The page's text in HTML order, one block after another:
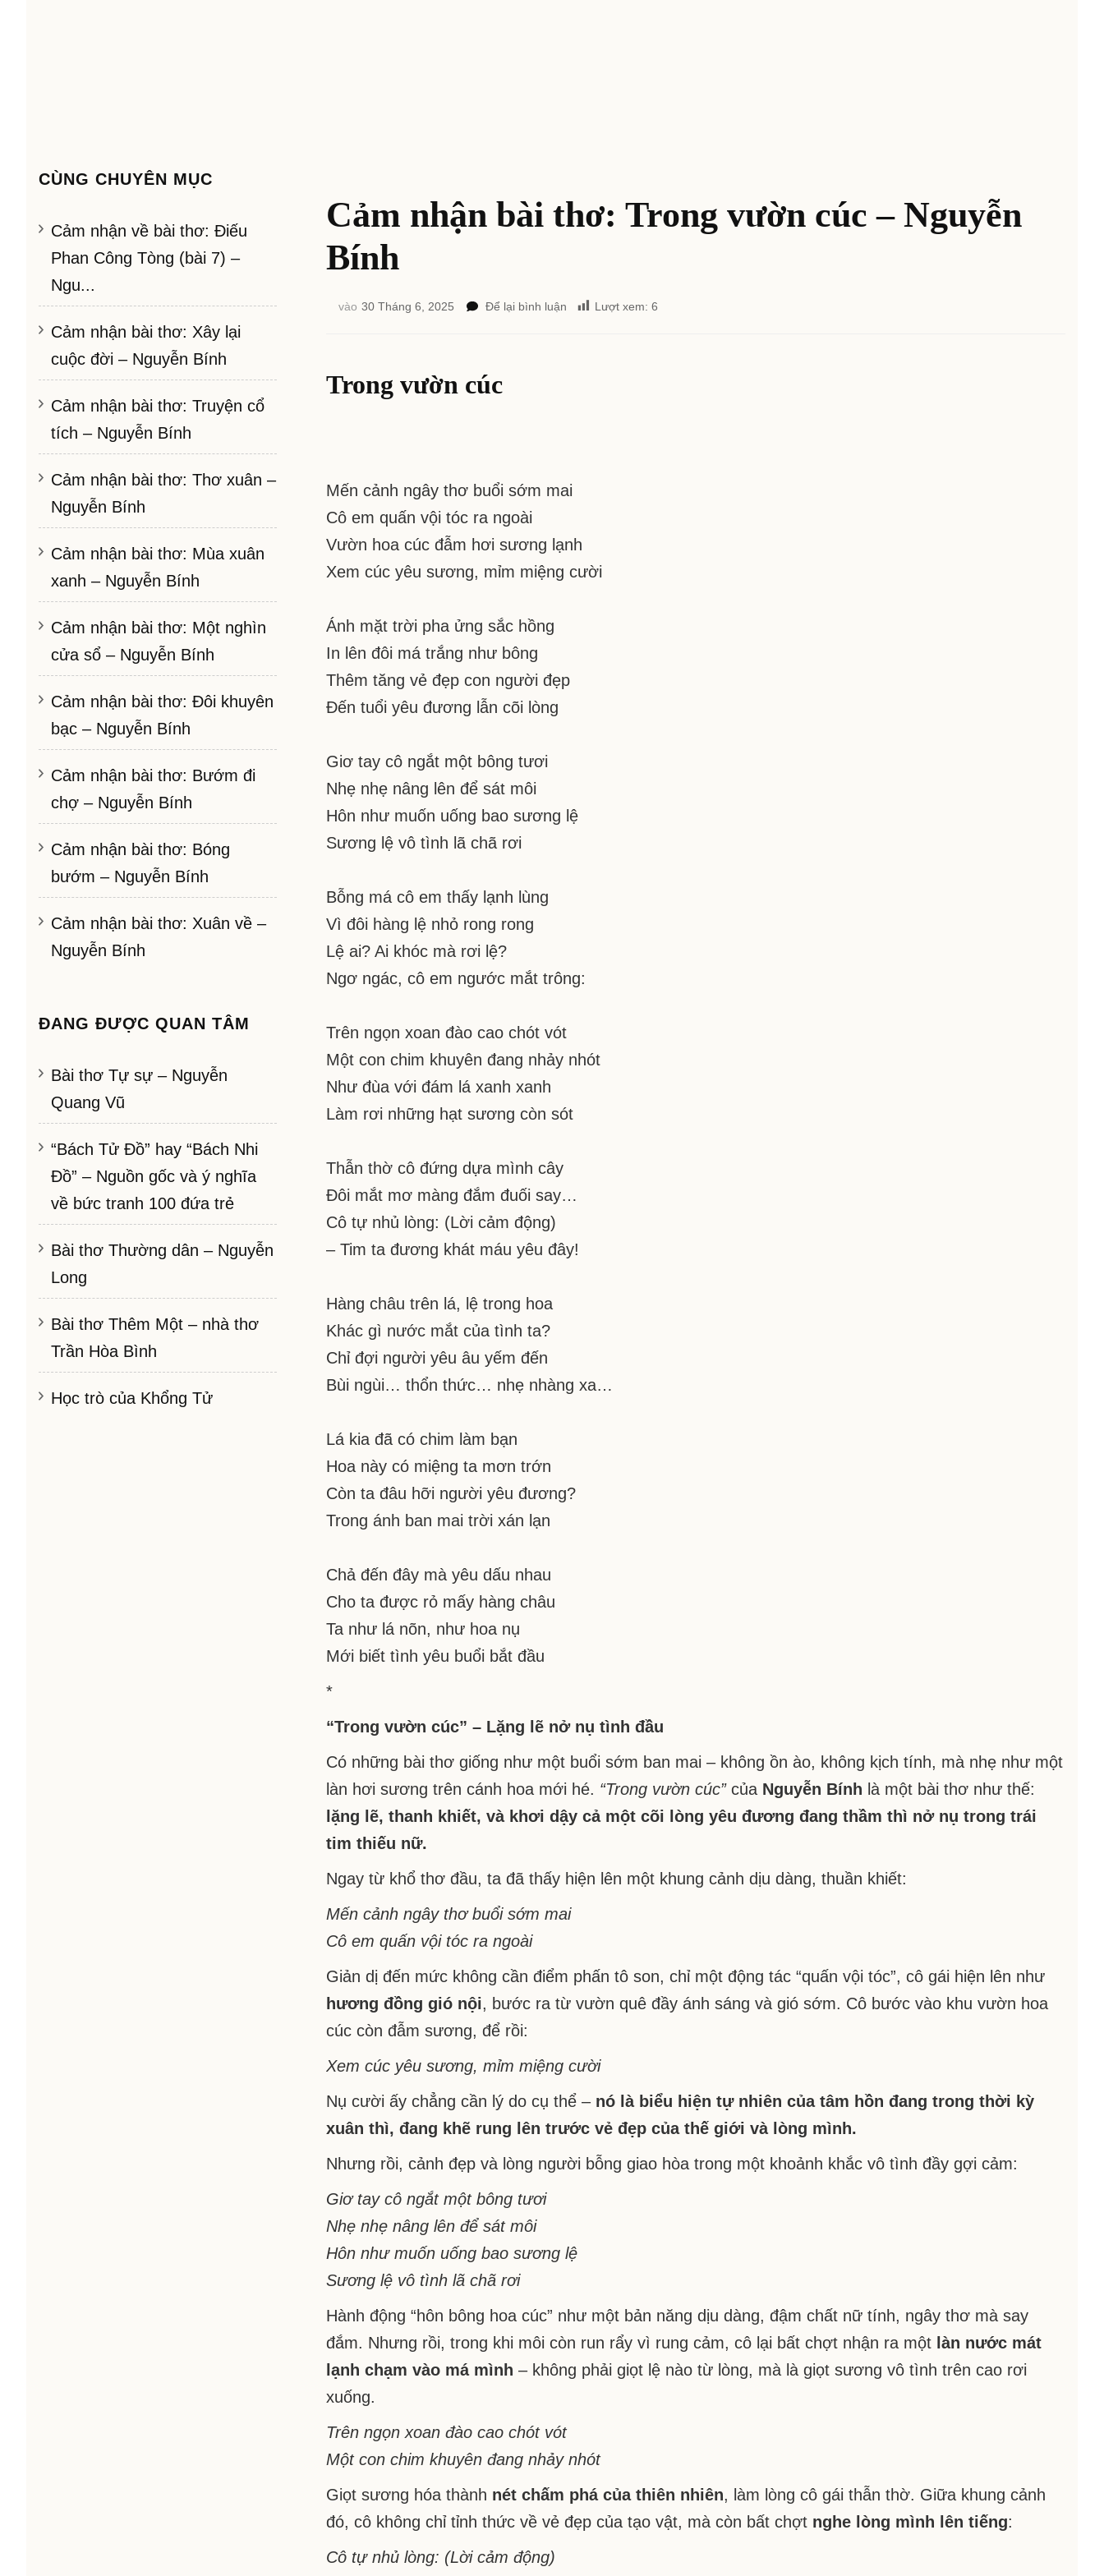
Cảm nhận bài thơ: Trong vườn cúc – Nguyễn
Bính
vào 30 Tháng 6, 2025 Để lại bình luận tại
Lượt xem: 6
Trong vườn cúc
Mến cảnh ngây thơ buổi sớm mai
Cô em quấn vội tóc ra ngoài
Vườn hoa cúc đẫm hơi sương lạnh
Xem cúc yêu sương, mỉm miệng cười
Ánh mặt trời pha ửng sắc hồng
In lên đôi má trắng như bông
Thêm tăng vẻ đẹp con người đẹp
Đến tuổi yêu đương lẫn cõi lòng
Giơ tay cô ngắt một bông tươi
Nhẹ nhẹ nâng lên để sát môi
Hôn như muốn uống bao sương lệ
Sương lệ vô tình lã chã rơi
Bỗng má cô em thấy lạnh lùng
Vì đôi hàng lệ nhỏ rong rong
Lệ ai? Ai khóc mà rơi lệ?
Ngơ ngác, cô em ngước mắt trông:
Trên ngọn xoan đào cao chót vót
Một con chim khuyên đang nhảy nhót
Như đùa với đám lá xanh xanh
Làm rơi những hạt sương còn sót
Thẫn thờ cô đứng dựa mình cây
Đôi mắt mơ màng đắm đuối say…
Cô tự nhủ lòng: (Lời cảm động)
– Tim ta đương khát máu yêu đây!
Hàng châu trên lá, lệ trong hoa
Khác gì nước mắt của tình ta?
Chỉ đợi người yêu âu yếm đến
Bùi ngùi… thổn thức… nhẹ nhàng xa…
Lá kia đã có chim làm bạn
Hoa này có miệng ta mơn trớn
Còn ta đâu hỡi người yêu đương?
Trong ánh ban mai trời xán lạn
Chả đến đây mà yêu dấu nhau
Cho ta được rỏ mấy hàng châu
Ta như lá nõn, như hoa nụ
Mới biết tình yêu buổi bắt đầu
*
“Trong vườn cúc” – Lặng lẽ nở nụ tình đầu
Có những bài thơ giống như một buổi sớm ban mai – không ồn ào, không kịch tính, mà nhẹ như một
làn hơi sương trên cánh hoa mới hé. “Trong vườn cúc”của Nguyễn Bính là một bài thơ như thế:
lặng lẽ, thanh khiết, và khơi dậy cả một cõi lòng yêu đương đang thầm thì nở nụ trong trái
tim thiếu nữ.
Ngay từ khổ thơ đầu, ta đã thấy hiện lên một khung cảnh dịu dàng, thuần khiết:
Mến cảnh ngây thơ buổi sớm mai
Cô em quấn vội tóc ra ngoài
Giản dị đến mức không cần điểm phấn tô son, chỉ một động tác “quấn vội tóc”, cô gái hiện lên như
hương đồng gió nội, bước ra từ vườn quê đầy ánh sáng và gió sớm. Cô bước vào khu vườn hoa
cúc còn đẫm sương, để rồi:
Xem cúc yêu sương, mỉm miệng cười
Nụ cười ấy chẳng cần lý do cụ thể – nó là biểu hiện tự nhiên của tâm hồn đang trong thời kỳ
xuân thì, đang khẽ rung lên trước vẻ đẹp của thế giới và lòng mình.
Nhưng rồi, cảnh đẹp và lòng người bỗng giao hòa trong một khoảnh khắc vô tình đầy gợi cảm:
Giơ tay cô ngắt một bông tươi
Nhẹ nhẹ nâng lên để sát môi
Hôn như muốn uống bao sương lệ
Sương lệ vô tình lã chã rơi
Hành động “hôn bông hoa cúc” như một bản năng dịu dàng, đậm chất nữ tính, ngây thơ mà say
đắm. Nhưng rồi, trong khi môi còn run rẩy vì rung cảm, cô lại bất chợt nhận ra một làn nước mát
lạnh chạm vào má mình – không phải giọt lệ nào từ lòng, mà là giọt sương vô tình trên cao rơi
xuống.
Trên ngọn xoan đào cao chót vót
Một con chim khuyên đang nhảy nhót
Giọt sương hóa thành nét chấm phá của thiên nhiên, làm lòng cô gái thẫn thờ. Giữa khung cảnh
đó, cô không chỉ tỉnh thức về vẻ đẹp của tạo vật, mà còn bất chợt nghe lòng mình lên tiếng:
Cô tự nhủ lòng: (Lời cảm động)
CÙNG CHUYÊN MỤC
Cảm nhận về bài thơ: Điếu
Phan Công Tòng (bài 7) –
Ngu...
Cảm nhận bài thơ: Xây lại
cuộc đời – Nguyễn Bính
Cảm nhận bài thơ: Truyện cổ
tích – Nguyễn Bính
Cảm nhận bài thơ: Thơ xuân –
Nguyễn Bính
Cảm nhận bài thơ: Mùa xuân
xanh – Nguyễn Bính
Cảm nhận bài thơ: Một nghìn
cửa sổ – Nguyễn Bính
Cảm nhận bài thơ: Đôi khuyên
bạc – Nguyễn Bính
Cảm nhận bài thơ: Bướm đi
chợ – Nguyễn Bính
Cảm nhận bài thơ: Bóng
bướm – Nguyễn Bính
Cảm nhận bài thơ: Xuân về –
Nguyễn Bính
ĐANG ĐƯỢC QUAN TÂM
Bài thơ Tự sự – Nguyễn
Quang Vũ
“Bách Tử Đồ” hay “Bách Nhi
Đồ” – Nguồn gốc và ý nghĩa
về bức tranh 100 đứa trẻ
Bài thơ Thường dân – Nguyễn
Long
Bài thơ Thêm Một – nhà thơ
Trần Hòa Bình
Học trò của Khổng Tử